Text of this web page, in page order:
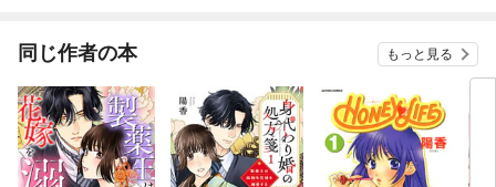
同じ作者の本 もっと見る